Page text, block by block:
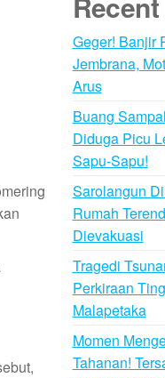
Geger! Banjir
Jembrana,
Arus
Buang
Diduga Picu
Sapu-Sapu!
Sarolangun
Rumah
Dievakuasi
Tragedi
Perkiraan
Malapetaka
Momen
Tahanan!